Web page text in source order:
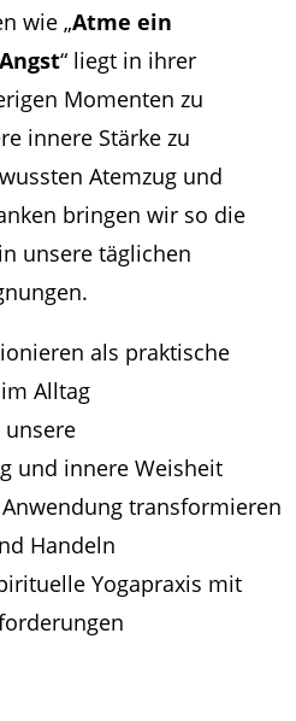
wie „Atme ein
“ liegt in ihrer
Momenten zu
innere Stärke zu
Atemzug und
bringen wir so die
unsere täglichen
als praktische
Alltag
unsere
und innere Weisheit
transformieren
Handeln
Yogapraxis mit